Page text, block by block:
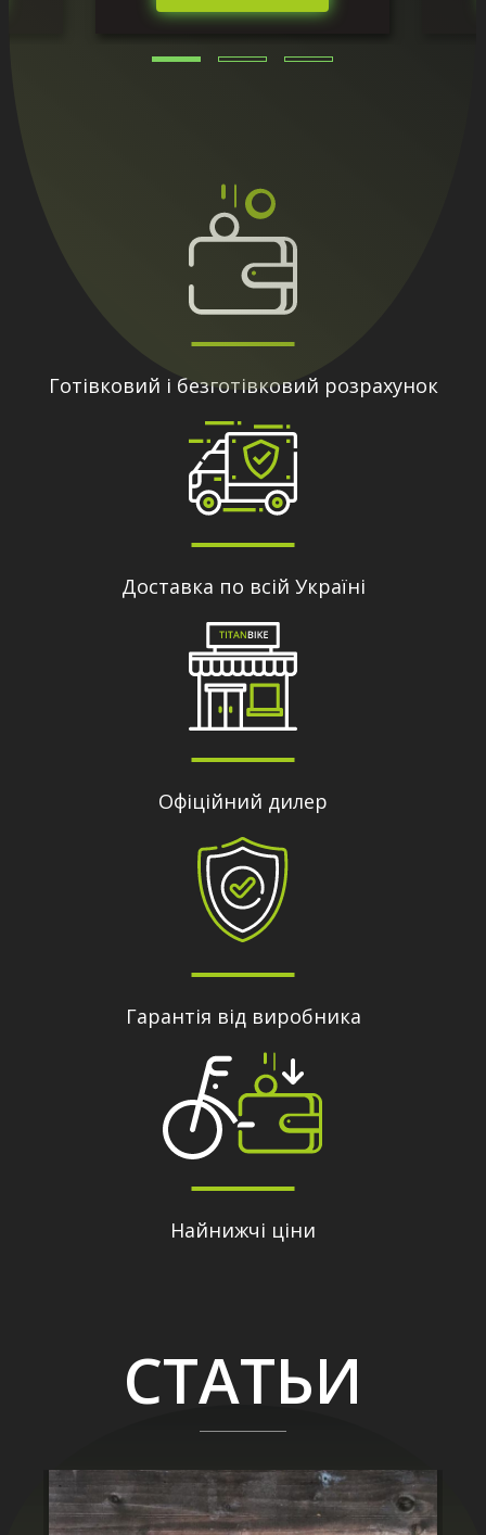
Готівковий і безготівковий розрахунок
Доставка по всій Україні
Офіційний дилер
Гарантія від виробника
Найнижчі ціни
СТАТЬИ